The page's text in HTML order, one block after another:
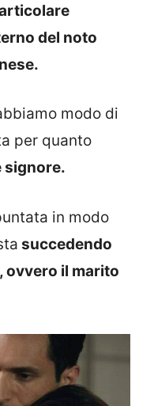
del noto
modo di
per quanto
signore.
in modo
succedendo
ovvero il marito